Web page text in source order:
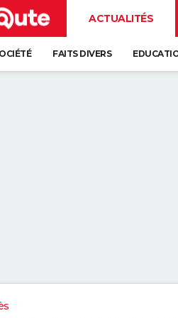
ACTUALITÉS
FAITS DIVERS